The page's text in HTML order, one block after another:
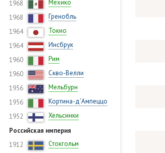
1968
Мехико
1968
Гренобль
1964
Токио
1964
Инсбрук
1960
Рим
1960
Скво-Велли
1956
Мельбурн
1956
Кортина-д’Ампеццо
1952
Хельсинки
Российская империя
1912
Стокгольм